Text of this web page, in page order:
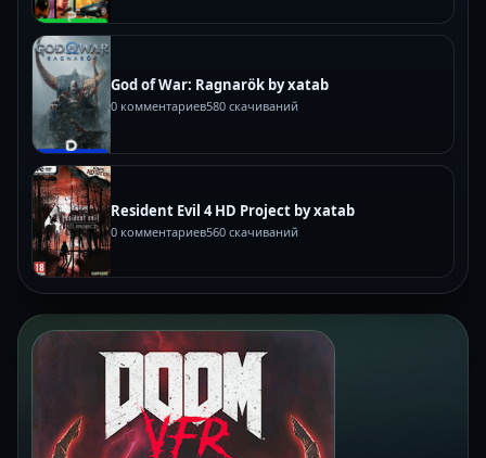
God of War: Ragnarök by xatab
0 комментариев580 скачиваний
Resident Evil 4 HD Project by xatab
0 комментариев560 скачиваний